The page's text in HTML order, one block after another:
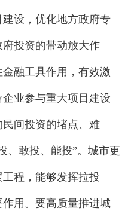
设，优化地方政府专
投资的带动放大作
融工具作用，有效激
业参与重大项目建设
间投资的堵点、难
、敢投、能投”。城市更
程，能够发挥拉投
用。要高质量推进城